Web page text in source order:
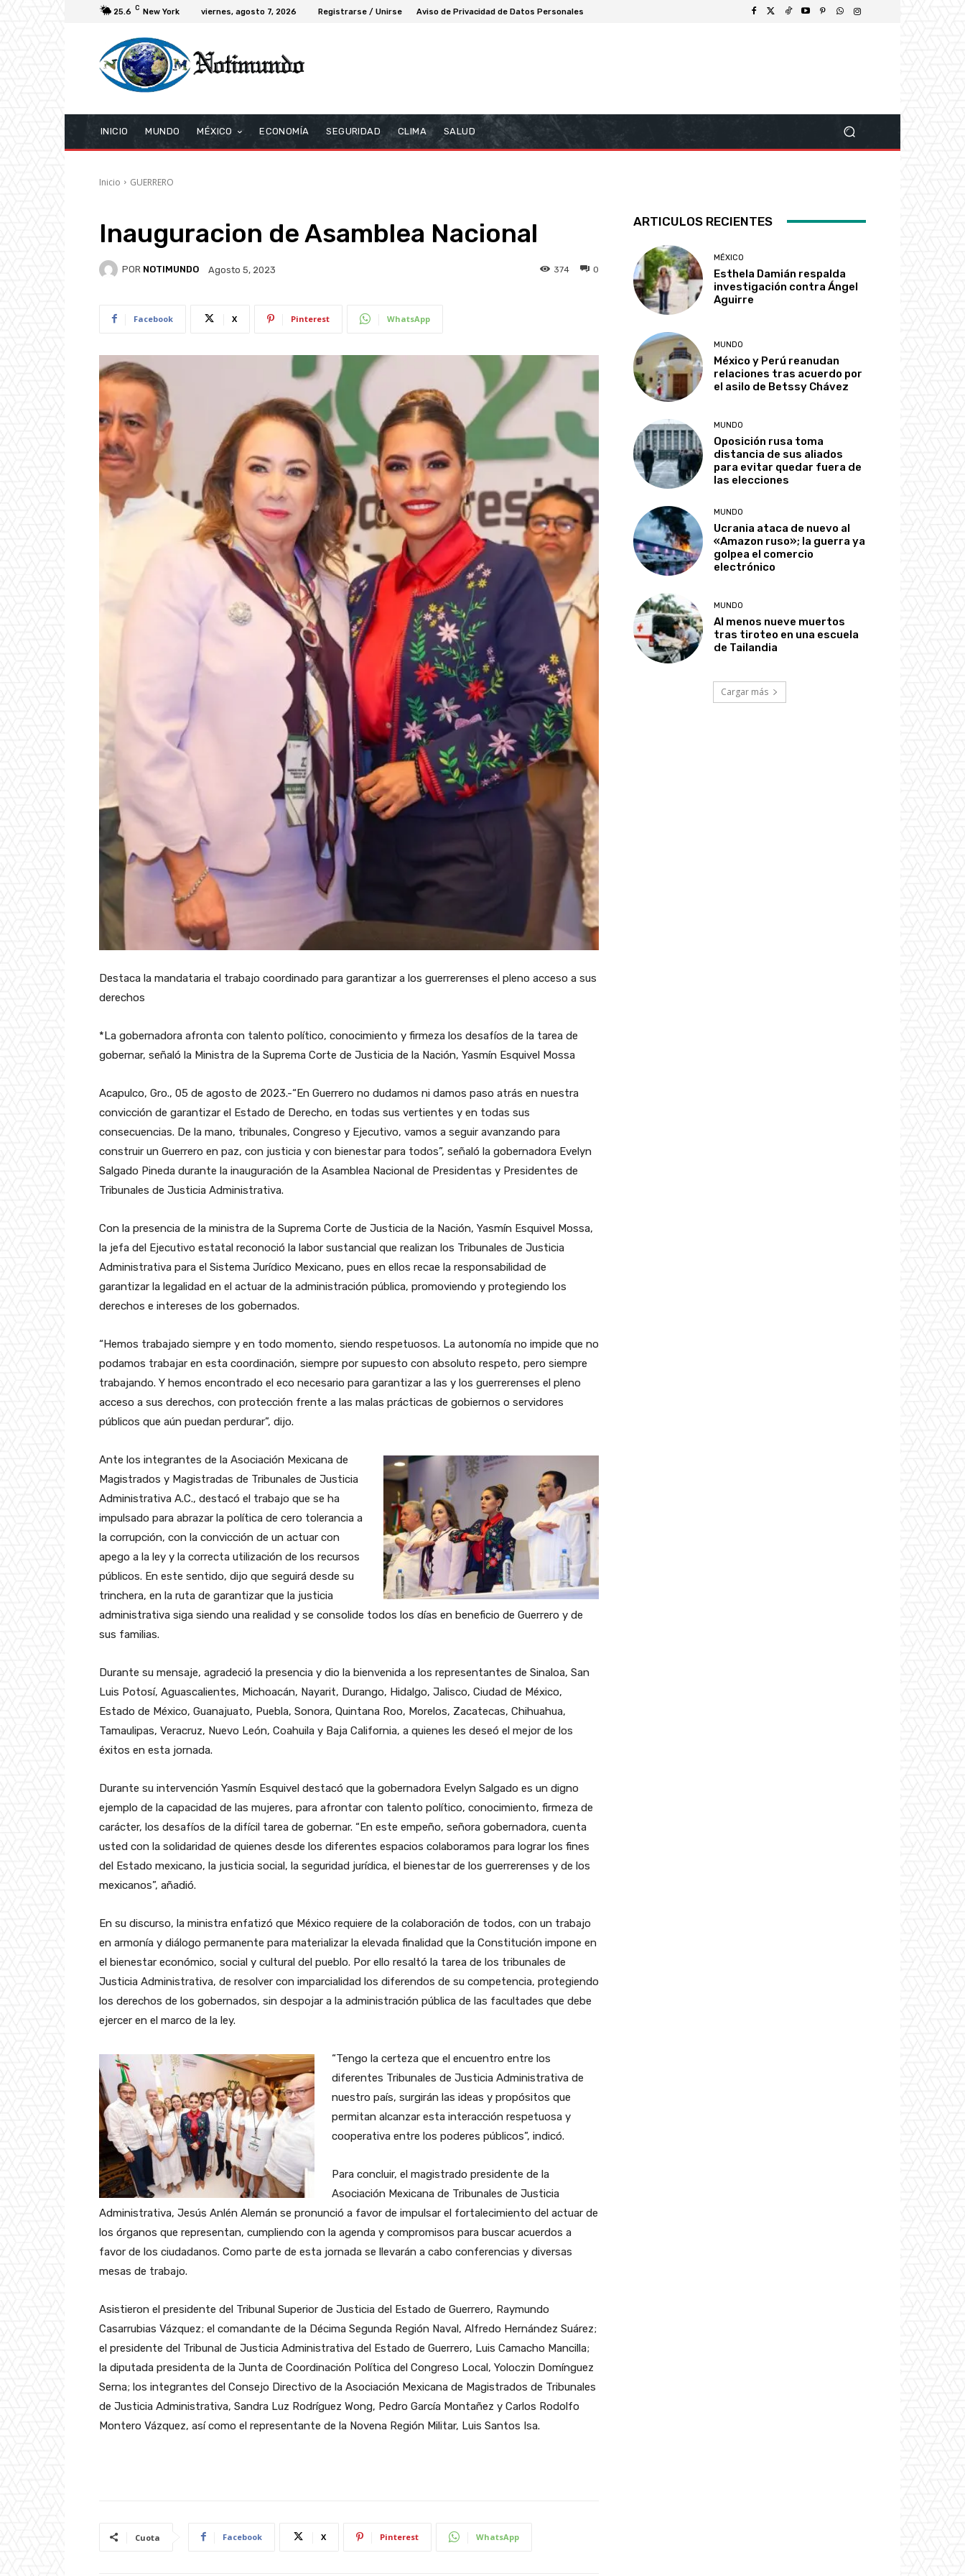
25.6 C New York viernes, agosto 7, 2026 Registrarse / Unirse Aviso de Privacidad de Datos Personales
INICIO MUNDO MÉXICO ECONOMÍA SEGURIDAD CLIMA SALUD
Inicio GUERRERO
Inauguracion de Asamblea Nacional
POR NOTIMUNDO Agosto 5, 2023 0
374
Facebook X Pinterest WhatsApp
Destaca la mandataria el trabajo coordinado para garantizar a los guerrerenses el pleno acceso a sus
derechos
*La gobernadora afronta con talento político, conocimiento y firmeza los desafíos de la tarea de
gobernar, señaló la Ministra de la Suprema Corte de Justicia de la Nación, Yasmín Esquivel Mossa
Acapulco, Gro., 05 de agosto de 2023.-“En Guerrero no dudamos ni damos paso atrás en nuestra
convicción de garantizar el Estado de Derecho, en todas sus vertientes y en todas sus
consecuencias. De la mano, tribunales, Congreso y Ejecutivo, vamos a seguir avanzando para
construir un Guerrero en paz, con justicia y con bienestar para todos”, señaló la gobernadora Evelyn
Salgado Pineda durante la inauguración de la Asamblea Nacional de Presidentas y Presidentes de
Tribunales de Justicia Administrativa.
Con la presencia de la ministra de la Suprema Corte de Justicia de la Nación, Yasmín Esquivel Mossa,
la jefa del Ejecutivo estatal reconoció la labor sustancial que realizan los Tribunales de Justicia
Administrativa para el Sistema Jurídico Mexicano, pues en ellos recae la responsabilidad de
garantizar la legalidad en el actuar de la administración pública, promoviendo y protegiendo los
derechos e intereses de los gobernados.
“Hemos trabajado siempre y en todo momento, siendo respetuosos. La autonomía no impide que no
podamos trabajar en esta coordinación, siempre por supuesto con absoluto respeto, pero siempre
trabajando. Y hemos encontrado el eco necesario para garantizar a las y los guerrerenses el pleno
acceso a sus derechos, con protección frente a las malas prácticas de gobiernos o servidores
públicos que aún puedan perdurar”, dijo.
Ante los integrantes de la Asociación Mexicana de
Magistrados y Magistradas de Tribunales de Justicia
Administrativa A.C., destacó el trabajo que se ha
impulsado para abrazar la política de cero tolerancia a
la corrupción, con la convicción de un actuar con
apego a la ley y la correcta utilización de los recursos
públicos. En este sentido, dijo que seguirá desde su
trinchera, en la ruta de garantizar que la justicia
administrativa siga siendo una realidad y se consolide todos los días en beneficio de Guerrero y de
sus familias.
Durante su mensaje, agradeció la presencia y dio la bienvenida a los representantes de Sinaloa, San
Luis Potosí, Aguascalientes, Michoacán, Nayarit, Durango, Hidalgo, Jalisco, Ciudad de México,
Estado de México, Guanajuato, Puebla, Sonora, Quintana Roo, Morelos, Zacatecas, Chihuahua,
Tamaulipas, Veracruz, Nuevo León, Coahuila y Baja California, a quienes les deseó el mejor de los
éxitos en esta jornada.
Durante su intervención Yasmín Esquivel destacó que la gobernadora Evelyn Salgado es un digno
ejemplo de la capacidad de las mujeres, para afrontar con talento político, conocimiento, firmeza de
carácter, los desafíos de la difícil tarea de gobernar. “En este empeño, señora gobernadora, cuenta
usted con la solidaridad de quienes desde los diferentes espacios colaboramos para lograr los fines
del Estado mexicano, la justicia social, la seguridad jurídica, el bienestar de los guerrerenses y de los
mexicanos”, añadió.
En su discurso, la ministra enfatizó que México requiere de la colaboración de todos, con un trabajo
en armonía y diálogo permanente para materializar la elevada finalidad que la Constitución impone en
el bienestar económico, social y cultural del pueblo. Por ello resaltó la tarea de los tribunales de
Justicia Administrativa, de resolver con imparcialidad los diferendos de su competencia, protegiendo
los derechos de los gobernados, sin despojar a la administración pública de las facultades que debe
ejercer en el marco de la ley.
“Tengo la certeza que el encuentro entre los
diferentes Tribunales de Justicia Administrativa de
nuestro país, surgirán las ideas y propósitos que
permitan alcanzar esta interacción respetuosa y
cooperativa entre los poderes públicos”, indicó.
Para concluir, el magistrado presidente de la
Asociación Mexicana de Tribunales de Justicia
Administrativa, Jesús Anlén Alemán se pronunció a favor de impulsar el fortalecimiento del actuar de
los órganos que representan, cumpliendo con la agenda y compromisos para buscar acuerdos a
favor de los ciudadanos. Como parte de esta jornada se llevarán a cabo conferencias y diversas
mesas de trabajo.
Asistieron el presidente del Tribunal Superior de Justicia del Estado de Guerrero, Raymundo
Casarrubias Vázquez; el comandante de la Décima Segunda Región Naval, Alfredo Hernández Suárez;
el presidente del Tribunal de Justicia Administrativa del Estado de Guerrero, Luis Camacho Mancilla;
la diputada presidenta de la Junta de Coordinación Política del Congreso Local, Yoloczin Domínguez
Serna; los integrantes del Consejo Directivo de la Asociación Mexicana de Magistrados de Tribunales
de Justicia Administrativa, Sandra Luz Rodríguez Wong, Pedro García Montañez y Carlos Rodolfo
Montero Vázquez, así como el representante de la Novena Región Militar, Luis Santos Isa.
Cuota Facebook X Pinterest WhatsApp
ARTICULOS RECIENTES
MÉXICO
Esthela Damián respalda
investigación contra Ángel
Aguirre
MUNDO
México y Perú reanudan
relaciones tras acuerdo por
el asilo de Betssy Chávez
MUNDO
Oposición rusa toma
distancia de sus aliados
para evitar quedar fuera de
las elecciones
MUNDO
Ucrania ataca de nuevo al
«Amazon ruso»; la guerra ya
golpea el comercio
electrónico
MUNDO
Al menos nueve muertos
tras tiroteo en una escuela
de Tailandia
Cargar más